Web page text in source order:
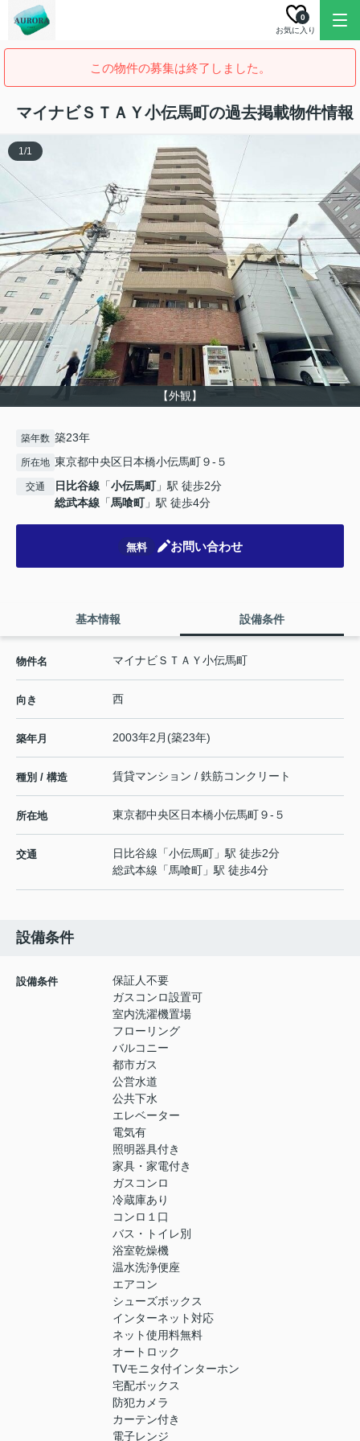
お気に入り
0
この物件の募集は終了しました。
マイナビＳＴＡＹ小伝馬町の過去掲載物件情報
【外観】
1/1
築年数 築23年
所在地 東京都中央区日本橋小伝馬町９-５
交通 日比谷線 「小伝馬町」駅 徒歩2分
総武本線 「馬喰町」駅 徒歩4分
無料 お問い合わせ
基本情報 設備条件
物件名 マイナビＳＴＡＹ小伝馬町
向き 西
築年月 2003年2月(築23年)
種別 / 構造 賃貸マンション / 鉄筋コンクリート
所在地 東京都中央区日本橋小伝馬町９-５
交通 日比谷線 「小伝馬町 」駅 徒歩2分
総武本線 「馬喰町 」駅 徒歩4分
設備条件
設備条件
保証人不要
ガスコンロ設置可
室内洗濯機置場
フローリング
バルコニー
都市ガス
公営水道
公共下水
エレベーター
電気有
照明器具付き
家具・家電付き
ガスコンロ
冷蔵庫あり
コンロ１口
バス・トイレ別
浴室乾燥機
温水洗浄便座
エアコン
シューズボックス
インターネット対応
ネット使用料無料
オートロック
TVモニタ付インターホン
宅配ボックス
防犯カメラ
カーテン付き
電子レンジ